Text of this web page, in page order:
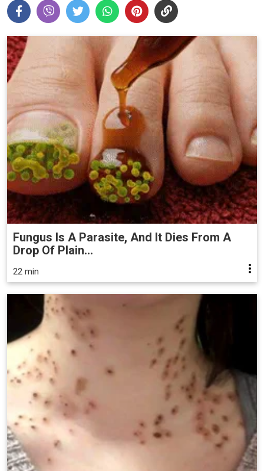
Fungus Is A Parasite, And It Dies From A
Drop Of Plain...
22 min